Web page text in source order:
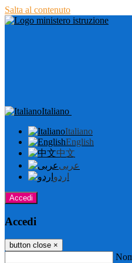
Salta al contenuto
Italiano
Italiano
English
中文
عربى
اردو
Accedi
Accedi
button close ×